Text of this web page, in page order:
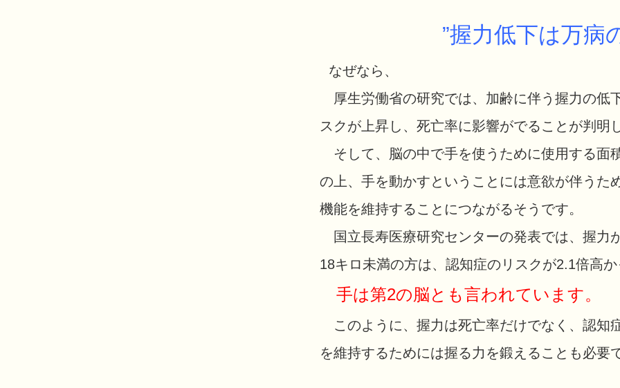
”握力低下は万病
なぜなら、
厚生労働省の研究では、加齢に伴う握力の低
スクが上昇し、死亡率に影響がでることが判明
そして、脳の中で手を使うために使用する面
の上、手を動かすということには意欲が伴うた
機能を維持することにつながるそうです。
国立長寿医療研究センターの発表では、握力
18キロ未満の方は、認知症のリスクが2.1倍高
手は第2の脳とも言われています。
このように、握力は死亡率だけでなく、認知
を維持するためには握る力を鍛えることも必要